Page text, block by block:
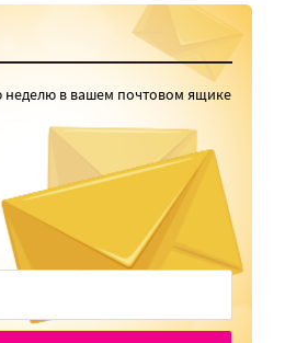
неделю в вашем почтовом ящике